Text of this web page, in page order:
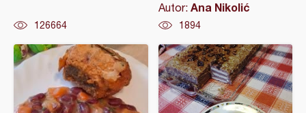
126664
Autor: Ana Nikolić
1894